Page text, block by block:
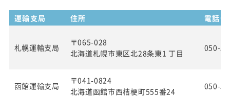
運輸支局 住所 電話
札幌運輸支局
〒065-028
北海道札幌市東区北28条東1 丁目
050-
函館運輸支局
〒041-0824
北海道函館市西桔梗町555番24
050-